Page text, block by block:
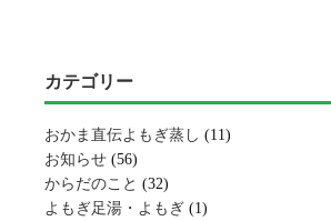
カテゴリー
おかま直伝よもぎ蒸し (11)
お知らせ (56)
からだのこと (32)
よもぎ足湯・よもぎ (1)